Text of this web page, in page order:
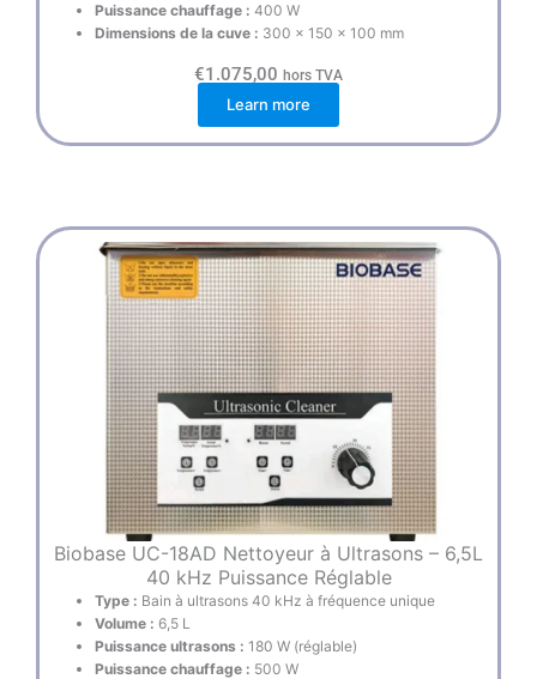
Puissance chauffage : 400 W
Dimensions de la cuve : 300 × 150 × 100 mm
€1.075,00 hors TVA
Learn more
Biobase UC-18AD Nettoyeur à Ultrasons – 6,5L
40 kHz Puissance Réglable
Type : Bain à ultrasons 40 kHz à fréquence unique
Volume : 6,5 L
Puissance ultrasons : 180 W (réglable)
Puissance chauffage : 500 W